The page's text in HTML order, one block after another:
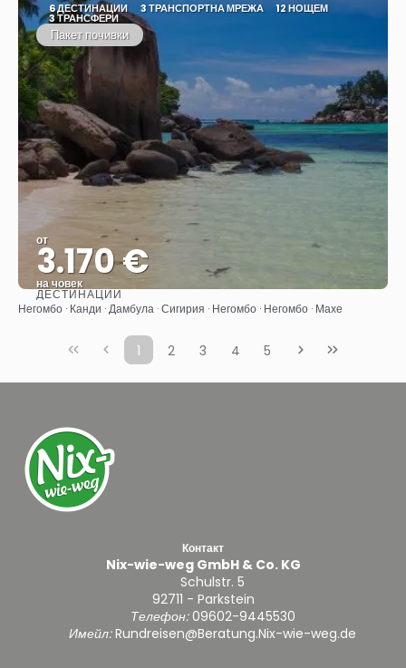
6 ДЕСТИНАЦИИ 3 ТРАНСПОРТНА МРЕЖА 12 НОЩЕМ
3 ТРАНСФЕРИ
Пакет почивки
от
3.170 €
на човек
Вижте
ДЕСТИНАЦИИ
Негомбо · Канди · Дамбула · Сигирия · Негомбо · Негомбо · Махе
1 2 3 4 5
Контакт
Nix-wie-weg GmbH & Co. KG
Schulstr. 5
92711 - Parkstein
Телефон:09602-9445530
Имейл:Rundreisen@Beratung.Nix-wie-weg.de